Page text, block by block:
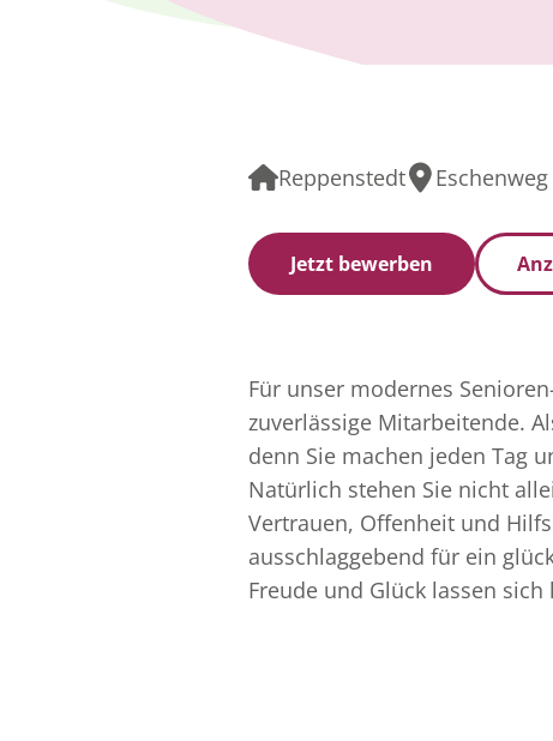
Reppenstedt
Jetzt bewerben
Für unser modernes
zuverlässige Mitarbeitende.
denn Sie machen jeden Tag
Natürlich stehen Sie nicht
Vertrauen, Offenheit und
ausschlaggebend für ein
Freude und Glück lassen